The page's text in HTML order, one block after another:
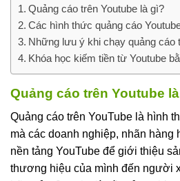
Quảng cáo trên Youtube là gì?
Các hình thức quảng cáo
Những lưu ý khi chạy quảng cáo
Khóa học kiếm tiền từ Youtube
Quảng cáo trên Youtube
Quảng cáo trên YouTube là hình
mà các doanh nghiệp, nhãn hàng
nền tảng YouTube để giới thiệu
thương hiệu của mình đến người